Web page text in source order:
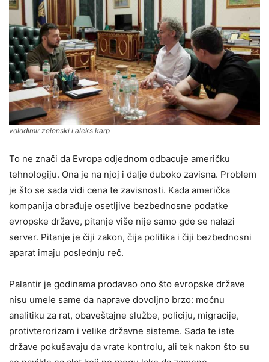
volodimir zelenski i aleks karp
To ne znači da Evropa odjednom odbacuje američku
tehnologiju. Ona je na njoj i dalje duboko zavisna. Problem
je što se sada vidi cena te zavisnosti. Kada američka
kompanija obrađuje osetljive bezbednosne podatke
evropske države, pitanje više nije samo gde se nalazi
server. Pitanje je čiji zakon, čija politika i čiji bezbednosni
aparat imaju poslednju reč.
Palantir je godinama prodavao ono što evropske države
nisu umele same da naprave dovoljno brzo: moćnu
analitiku za rat, obaveštajne službe, policiju, migracije,
protivterorizam i velike državne sisteme. Sada te iste
države pokušavaju da vrate kontrolu, ali tek nakon što su